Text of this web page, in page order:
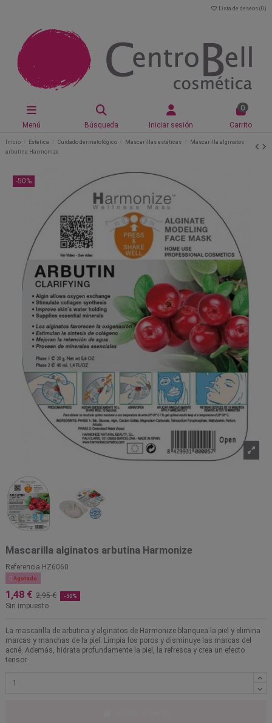
Lista de deseos (0 )
Menú Búsqueda Iniciar sesión
0
Carrito
Inicio Estética Cuidado dermatológico Mascarillas estéticas
Mascarilla alginatos
arbutina Harmonize
-50%
Mascarilla alginatos arbutina Harmonize
Referencia HZ6060
 Agotado
1,48 € 2,95 € -50%
Sin impuesto
La mascarilla de arbutina y alginatos de Harmonize blanquea la piel y elimina
marcas y manchas de la piel. Limpia los poros y disminuye las marcas del
acné. Además, hidrata profundamente la piel, la refresca y crea un efecto
tensor.